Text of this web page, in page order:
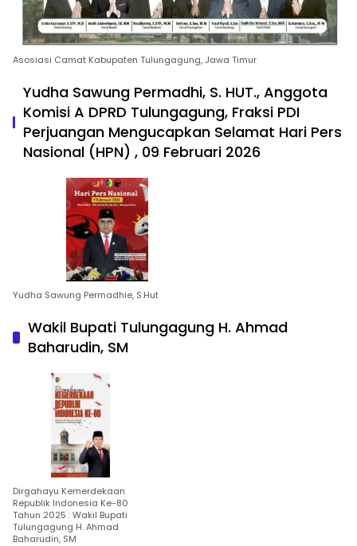
Asosiasi Camat Kabupaten Tulungagung, Jawa Timur
Yudha Sawung Permadhi, S. HUT., Anggota
Komisi A DPRD Tulungagung, Fraksi PDI
Perjuangan Mengucapkan Selamat Hari Pers
Nasional (HPN) , 09 Februari 2026
Yudha Sawung Permadhie, S.Hut
Wakil Bupati Tulungagung H. Ahmad
Baharudin, SM
Dirgahayu Kemerdekaan
Republik Indonesia Ke-80
Tahun 2025 : Wakil Bupati
Tulungagung H. Ahmad
Baharudin, SM